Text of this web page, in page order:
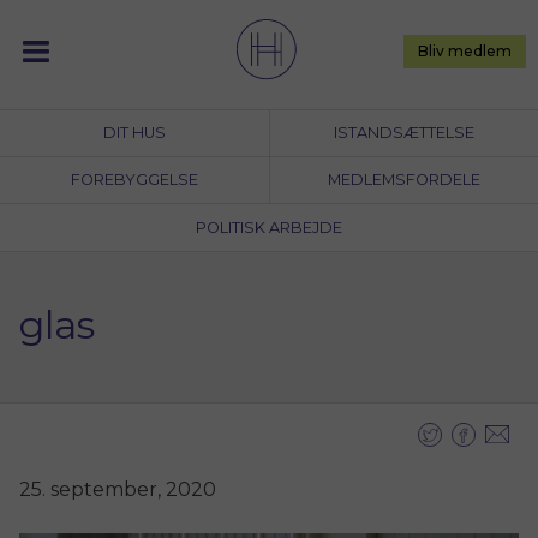
content
DIT HUS ISTANDSÆTTELSE
FOREBYGGELSE MEDLEMSFORDELE
POLITISK ARBEJDE
Bliv medlem
glas
25. september, 2020